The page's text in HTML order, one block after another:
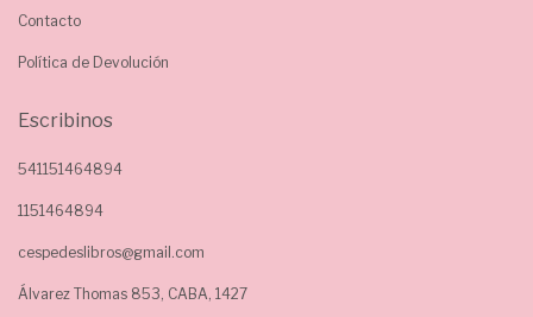
Contacto
Política de Devolución
Escribinos
541151464894
1151464894
cespedeslibros@gmail.com
Álvarez Thomas 853, CABA, 1427